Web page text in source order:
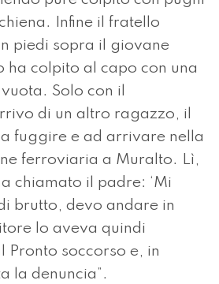
Infine il fratello
piedi sopra il giovane
ha colpito al capo con una
Solo con il
di un altro ragazzo, il
a fuggire e ad arrivare nella
ferroviaria a Muralto. Lì,
chiamato il padre: ‘Mi
brutto, devo andare in
lo aveva quindi
Pronto soccorso e, in
la denuncia”.